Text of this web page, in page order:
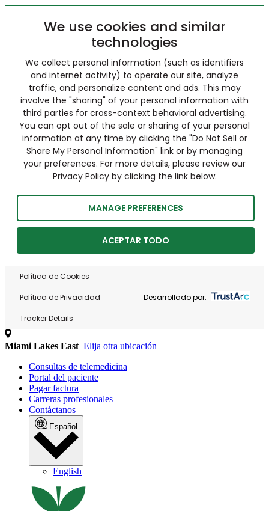
We use cookies and similar
technologies
We collect personal information (such as identifiers
and internet activity) to operate our site, analyze
traffic, and personalize content and ads. This may
involve the "sharing" of your personal information with
third parties for cross-context behavioral advertising.
You can opt out of the sale or sharing of your personal
information at any time by clicking the "Do Not Sell or
Share My Personal Information" link or by managing
your preferences. For more details, please review our
Privacy Policy by clicking the link below.
MANAGE PREFERENCES
ACEPTAR TODO
Política de Cookies
Política de Privacidad
Tracker Details
Desarrollado por:
Miami Lakes East Elija otra ubicación
Consultas de telemedicina
Portal del paciente
Pagar factura
Carreras profesionales
Contáctanos
Español
English